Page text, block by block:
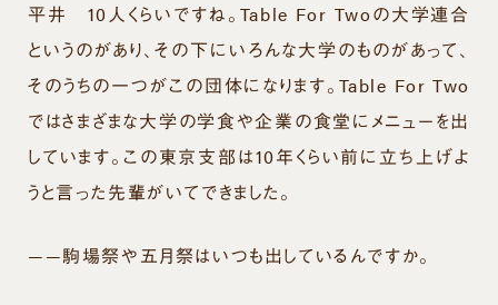
平井
10人くらいですね。Table For Twoの大学連合
というのがあり、その下にいろんな大学のものがあって、
そのうちの一つがこの団体になります。Table For Two
ではさまざまな大学の学食や企業の食堂にメニューを出
しています。この東京支部は10年くらい前に立ち上げよ
うと言った先輩がいてできました。
——駒場祭や五月祭はいつも出しているんですか。